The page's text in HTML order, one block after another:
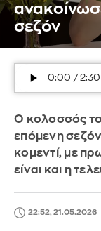
σεζόν
Ο κολοσσός
επόμενη
κομεντί, με
είναι και η
22:52, 21.05.2026